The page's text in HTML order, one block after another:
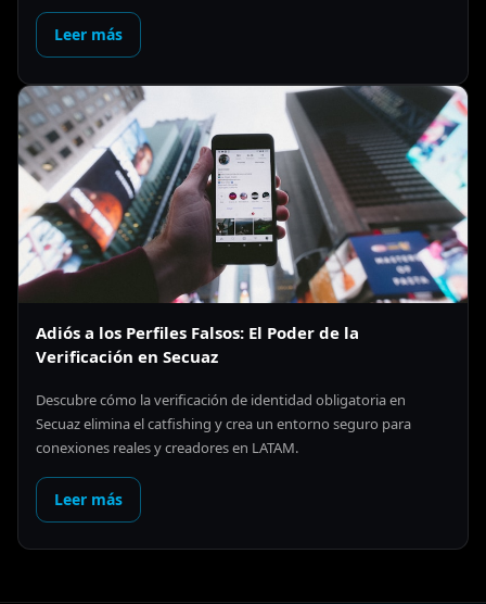
Leer más
Adiós a los Perfiles Falsos: El Poder de la
Verificación en Secuaz
Descubre cómo la verificación de identidad obligatoria en
Secuaz elimina el catfishing y crea un entorno seguro para
conexiones reales y creadores en LATAM.
Leer más